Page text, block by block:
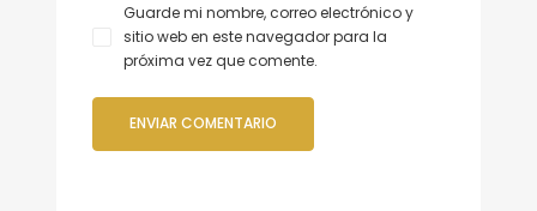
Guarde mi nombre, correo electrónico y
sitio web en este navegador para la
próxima vez que comente.